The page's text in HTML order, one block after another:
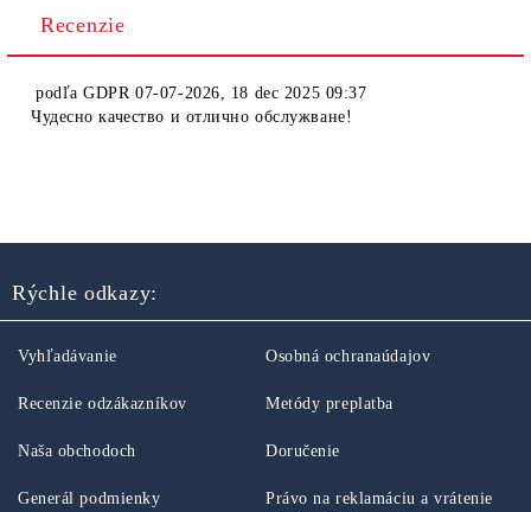
Recenzie
podľaGDPR 07-07-2026, 18 dec 2025 09:37
Чудесно качество и отлично обслужване!
Rýchle odkazy:
Vyhľadávanie
Recenzie odzákazníkov
Naša obchodoch
Generál podmienky
Osobná ochranaúdajov
Metódy preplatba
Doručenie
Právo na reklamáciu a vrátenie